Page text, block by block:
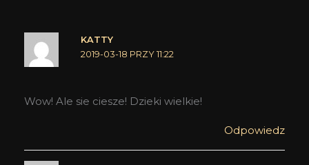
KATTY
2019-03-18 PRZY 11:22
Wow! Ale sie ciesze! Dzieki wielkie!
Odpowiedz